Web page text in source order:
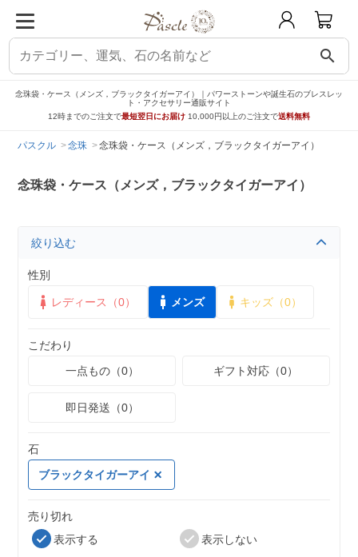
search
念珠袋・ケース（メンズ，ブラックタイガーアイ）｜パワーストーンや誕生石のブレスレッ
ト・アクセサリー通販サイト
12時までのご注文で最短翌日にお届け 10,000円以上のご注文で送料無料
パスクル 念珠 念珠袋・ケース（メンズ，ブラックタイガーアイ）
念珠袋・ケース（メンズ，ブラックタイガーアイ）
絞り込む
性別
レディース（0） メンズ キッズ（0）
こだわり
一点もの（0）
ギフト対応（0）
即日発送（0）
石
ブラックタイガーアイ
売り切れ
表示する
表示しない